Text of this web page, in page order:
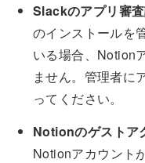
Slackのアプリ審
のインストールを
いる場合、Notion
ません。管理者に
ってください。
Notionのゲストア
Notionアカウント